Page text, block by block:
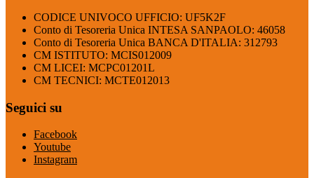
CODICE UNIVOCO UFFICIO: UF5K2F
Conto di Tesoreria Unica INTESA SANPAOLO: 46058
Conto di Tesoreria Unica BANCA D'ITALIA: 312793
CM ISTITUTO: MCIS012009
CM LICEI: MCPC01201L
CM TECNICI: MCTE012013
Seguici su
Facebook
Youtube
Instagram